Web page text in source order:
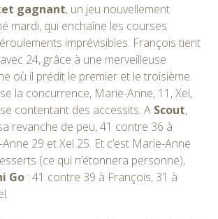
gagnant, un jeu nouvellement
mardi, qui enchaîne les courses
imprévisibles. François tient
24, grâce à une merveilleuse
où il prédit le premier et le troisième.
la concurrence, Marie-Anne, 11, Xel,
contentant des accessits. A Scout,
revanche de peu, 41 contre 36 à
29 et Xel 25. Et c’est Marie-Anne
(ce qui n’étonnera personne),
Go : 41 contre 39 à François, 31 à